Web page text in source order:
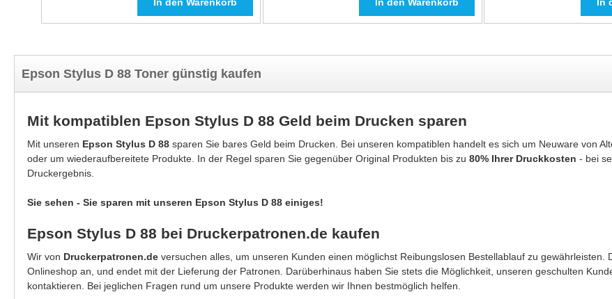
Epson Stylus D 88 Toner günstig kaufen
Mit kompatiblen Epson Stylus D 88 Geld beim Drucken sparen
Mit unseren Epson Stylus D 88 sparen Sie bares Geld beim Drucken. Bei unseren kompatiblen handelt es sich um Neuware von
oder um wiederaufbereitete Produkte. In der Regel sparen Sie gegenüber Original Produkten bis zu 80% Ihrer Druckkosten - bei
Druckergebnis.
Sie sehen - Sie sparen mit unseren Epson Stylus D 88 einiges!
Epson Stylus D 88 bei Druckerpatronen.de kaufen
Wir von Druckerpatronen.de versuchen alles, um unseren Kunden einen möglichst Reibungslosen Bestellablauf zu gewährleisten.
Onlineshop an, und endet mit der Lieferung der Patronen. Darüberhinaus haben Sie stets die Möglichkeit, unseren geschulten
kontaktieren. Bei jeglichen Fragen rund um unsere Produkte werden wir Ihnen bestmöglich helfen.